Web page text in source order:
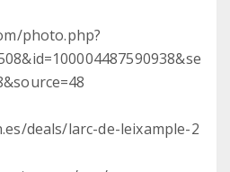
photo.php?
deals/larc-de-leixample-2